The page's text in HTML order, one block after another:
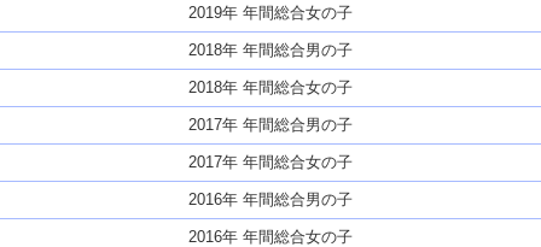
2019年 年間総合女の子
2018年 年間総合男の子
2018年 年間総合女の子
2017年 年間総合男の子
2017年 年間総合女の子
2016年 年間総合男の子
2016年 年間総合女の子